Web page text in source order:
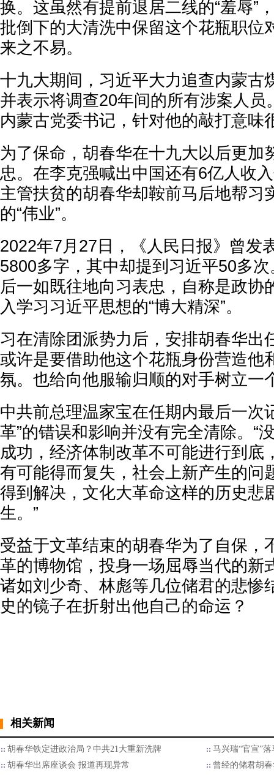
换。这虽然有提前退居二线的“羞辱”
批倒下的大清洗中保留这个花瓶职位
来之不易。
十九大期间，习近平大力追查内蒙古
并表示将调查20年间的所有涉案人员
内蒙古党委书记，针对他的敲打意味
为了保命，胡春华在十九大以后更加
忠。在李克强喊出中国还有6亿人收
主管扶贫的胡春华却鞍前马后地帮习
的“伟业”。
2022年7月27日，《人民日报》曾发
5800多字，其中却提到习近平50多
后一如既往地向习表忠，自称是政协
入学习习近平思想的“博大精深”。
习在清除团派势力后，安排胡春华出
或许是要借助他这个花瓶身份营造他
氛。也给向他服输归顺的对手树立一
中共前总理温家宝在任期内最后一次
革”的错误和影响并没有完全清除。“
成功，经济体制改革不可能进行到底
有可能得而复失，社会上新产生的问
得到解决，文化大革命这样的历史悲
生。”
受益于文革结束的胡春华为了自保，
革的博物馆，投身一场屈辱当代的新
诸如刘少奇、林彪等几位储君的悲惨
史的镜子在折射出他自己的命运？
相关新闻
胡春华铁定进政治局？中共21大重新洗牌
马兴瑞“官宣”
胡春华出席座谈会 报道再现异常
曾经的储君胡